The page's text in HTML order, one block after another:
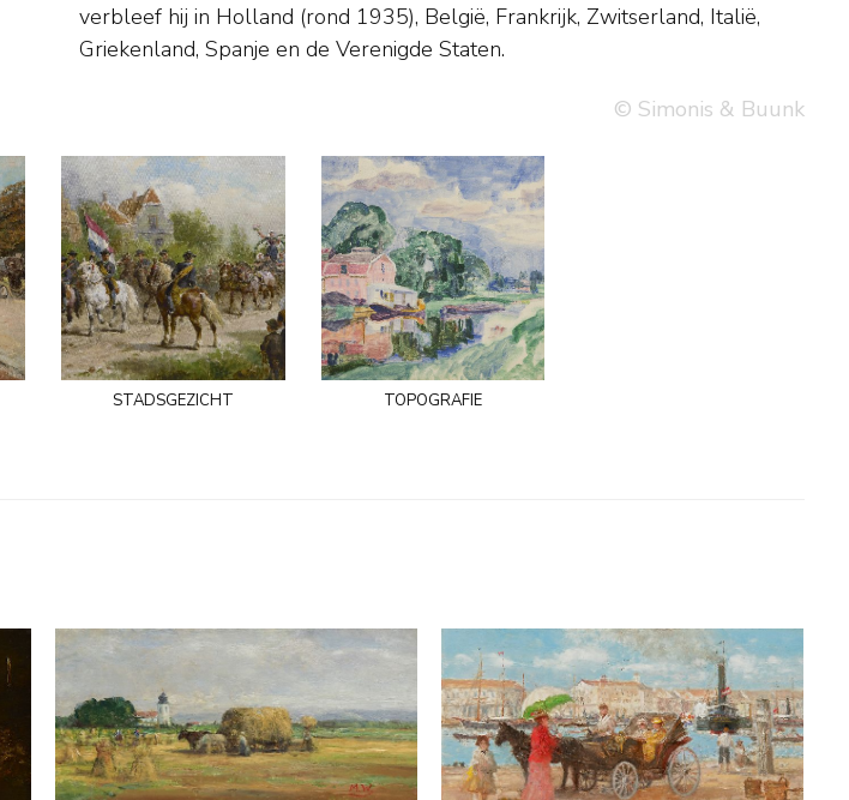
Griekenland, Spanje en de Verenigde Staten.
© Simonis & Buunk
stadsgezicht topografie